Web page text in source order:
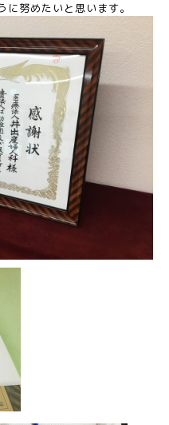
努めたいと思います。